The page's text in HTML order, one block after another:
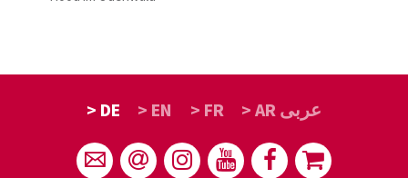
> DE > EN > FR > AR عربى